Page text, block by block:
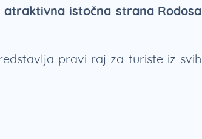
atraktivna istočna strana Rodosa
pravi raj za turiste iz svih